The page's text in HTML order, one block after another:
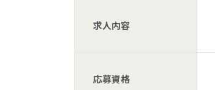
求人内容
応募資格